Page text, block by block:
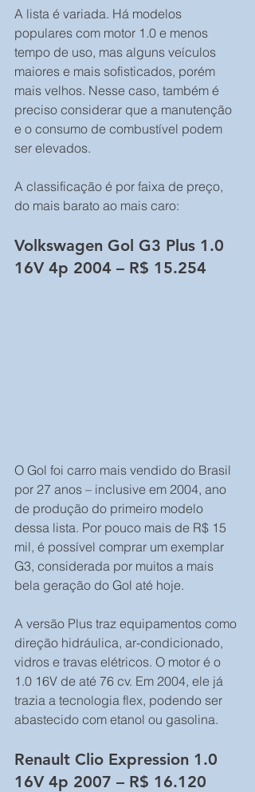
A lista é variada. Há modelos
populares com motor 1.0 e menos
tempo de uso, mas alguns veículos
maiores e mais sofisticados, porém
mais velhos. Nesse caso, também é
preciso considerar que a manutenção
e o consumo de combustível podem
ser elevados.
A classificação é por faixa de preço,
do mais barato ao mais caro:
Volkswagen Gol G3 Plus 1.0
16V 4p 2004 – R$ 15.254
O Gol foi carro mais vendido do Brasil
por 27 anos – inclusive em 2004, ano
de produção do primeiro modelo
dessa lista. Por pouco mais de R$ 15
mil, é possível comprar um exemplar
G3, considerada por muitos a mais
bela geração do Gol até hoje.
A versão Plus traz equipamentos como
direção hidráulica, ar-condicionado,
vidros e travas elétricos. O motor é o
1.0 16V de até 76 cv. Em 2004, ele já
trazia a tecnologia flex, podendo ser
abastecido com etanol ou gasolina.
Renault Clio Expression 1.0
16V 4p 2007 – R$ 16.120